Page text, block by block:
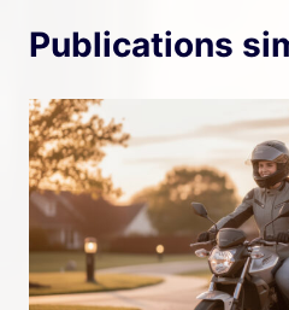
Publications